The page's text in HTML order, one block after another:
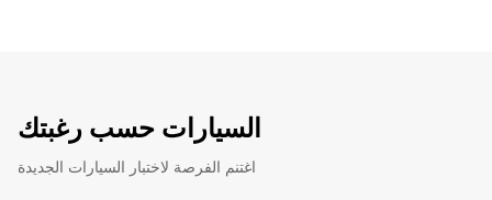
السيارات حسب رغبتك
اغتنم الفرصة لاختبار السيارات الجديدة